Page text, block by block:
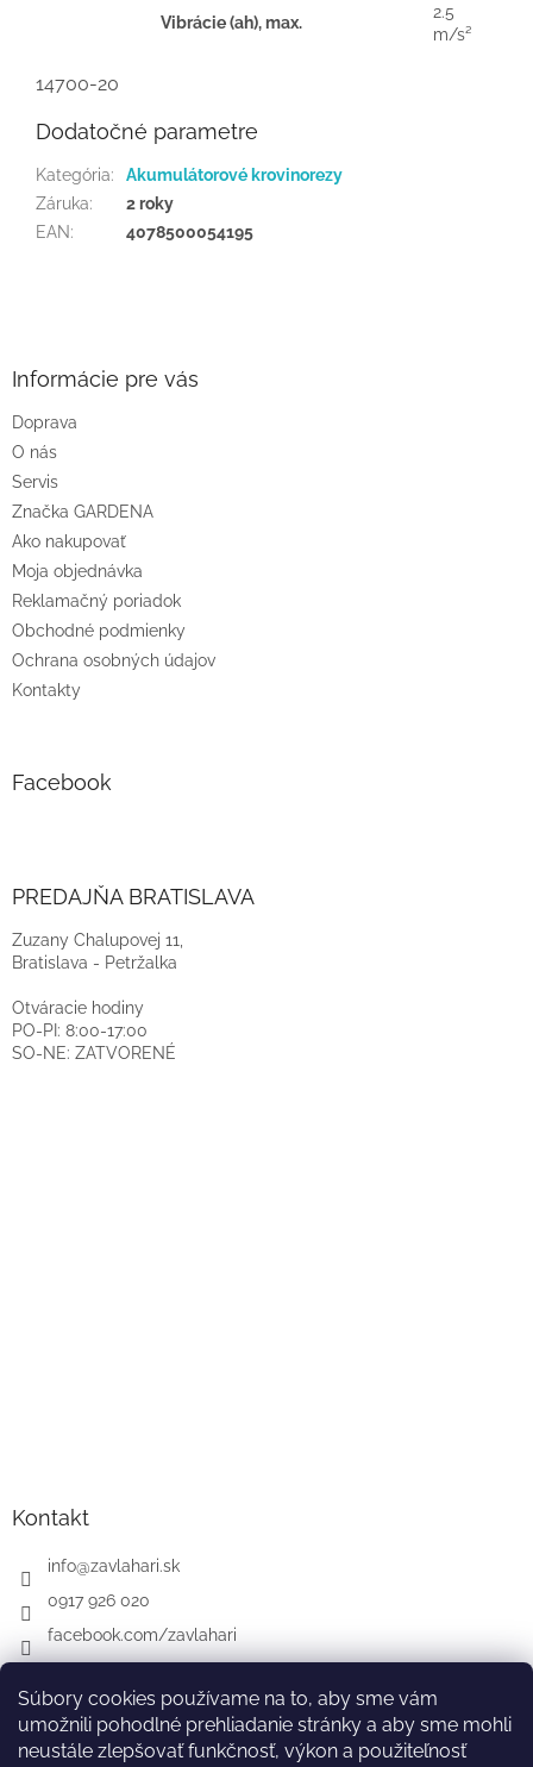
Súbory cookies používame na to, aby sme vám
umožnili pohodlné prehliadanie stránky a aby sme mohli
neustále zlepšovať funkčnosť, výkon a použiteľnosť
Vibrácie (ah), max.
2.5
m/s²
14700-20
Dodatočné parametre
Kategória:
Akumulátorové krovinorezy
Záruka:
2 roky
EAN: 4078500054195
e
Informácie pre vás
Doprava
O nás
Servis
Značka GARDENA
Ako nakupovať
Moja objednávka
Reklamačný poriadok
Obchodné podmienky
Ochrana osobných údajov
Kontakty
Facebook
PREDAJŇA BRATISLAVA
Zuzany Chalupovej 11,
Bratislava - Petržalka
Otváracie hodiny
PO-PI: 8:00-17:00
SO-NE: ZATVORENÉ
Kontakt
info@zavlahari.sk
0917 926 020
facebook.com/zavlahari
GARDENA McCULLOCH CZ AT DE